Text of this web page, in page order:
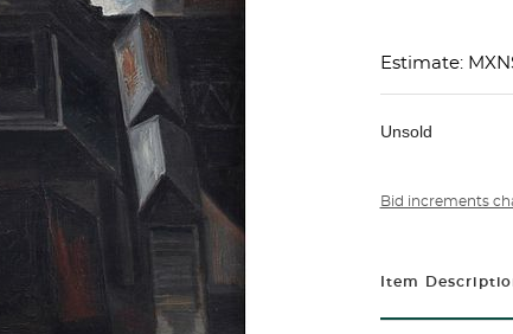
Estimate:
Unsold
Bid increments
Item